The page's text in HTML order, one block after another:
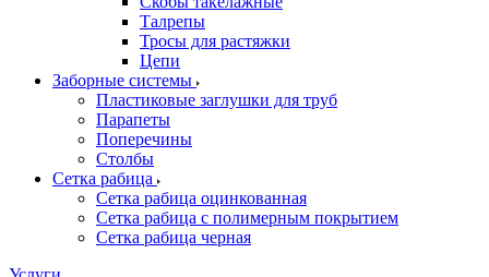
Талрепы
Тросы для растяжки
Цепи
Заборные системы
Пластиковые заглушки для труб
Парапеты
Поперечины
Столбы
Сетка рабица
Сетка рабица оцинкованная
Сетка рабица с полимерным покрытием
Сетка рабица черная